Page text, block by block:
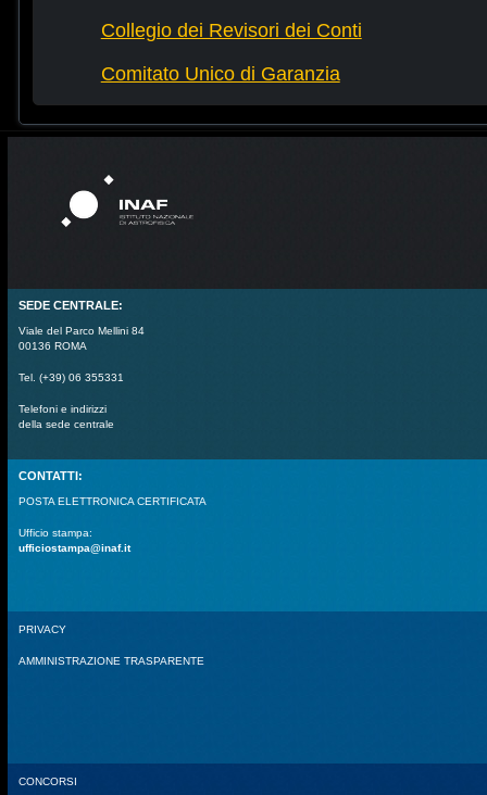
Collegio dei Revisori dei Conti
Comitato Unico di Garanzia
SEDE CENTRALE:
Viale del Parco Mellini 84
00136 ROMA
Tel. (+39) 06 355331
Telefoni e indirizzi
della sede centrale
CONTATTI:
POSTA ELETTRONICA CERTIFICATA
Ufficio stampa:
ufficiostampa@inaf.it
PRIVACY
AMMINISTRAZIONE TRASPARENTE
CONCORSI